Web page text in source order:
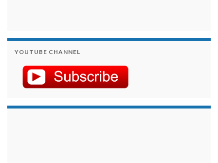
YOUTUBE CHANNEL